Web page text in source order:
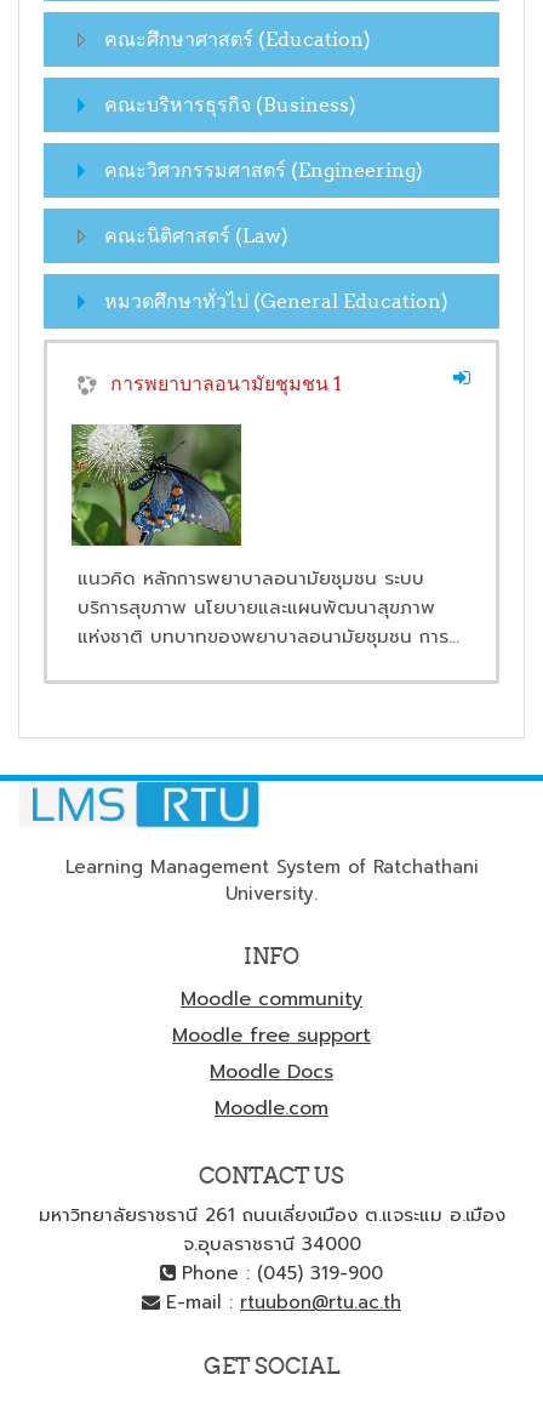
คณะศึกษาศาสตร์ (Education)
คณะบริหารธุรกิจ (Business)
คณะวิศวกรรมศาสตร์ (Engineering)
คณะนิติศาสตร์ (Law)
หมวดศึกษาทั่วไป (General Education)
การพยาบาลอนามัยชุมชน 1
แนวคิด หลักการพยาบาลอนามัยชุมชน ระบบ
บริการสุขภาพ นโยบายและแผนพัฒนาสุขภาพ
แห่งชาติ บทบาทของพยาบาลอนามัยชุมชน การ
จริยธรรมที่เกี่ยวข้อง และการผสมผสานภูมิปัญญา
ท้องถิ่น
nursing, national public health services,
of community health nursing, primary
health care, public health innovations,
community nurse in family and school;
utilizing nursing process in holistic care,
issues involved and integration of local
Learning Management System of Ratchathani
University.
INFO
Moodle community
Moodle free support
Moodle Docs
Moodle.com
CONTACT US
มหาวิทยาลัยราชธานี 261 ถนนเลี่ยงเมือง ต.แจระแม อ.เมือง
จ.อุบลราชธานี 34000
Phone : (045) 319-900
E-mail : rtuubon@rtu.ac.th
GET SOCIAL